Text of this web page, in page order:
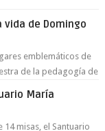
de Domingo
emblemáticos de
de la pedagogía de
María
misas, el Santuario